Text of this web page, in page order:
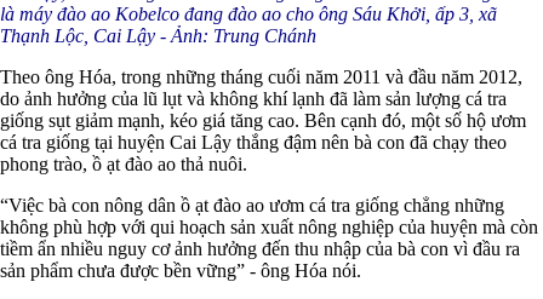
là máy đào ao Kobelco đang đào ao cho ông Sáu Khởi, ấp 3, xã
Thạnh Lộc, Cai Lậy - Ảnh: Trung Chánh
Theo ông Hóa, trong những tháng cuối năm 2011 và đầu năm 2012,
do ảnh hưởng của lũ lụt và không khí lạnh đã làm sản lượng cá tra
giống sụt giảm mạnh, kéo giá tăng cao. Bên cạnh đó, một số hộ ươm
cá tra giống tại huyện Cai Lậy thắng đậm nên bà con đã chạy theo
phong trào, ồ ạt đào ao thả nuôi.
“Việc bà con nông dân ồ ạt đào ao ươm cá tra giống chẳng những
không phù hợp với qui hoạch sản xuất nông nghiệp của huyện mà còn
tiềm ẩn nhiều nguy cơ ảnh hưởng đến thu nhập của bà con vì đầu ra
sản phẩm chưa được bền vững” - ông Hóa nói.